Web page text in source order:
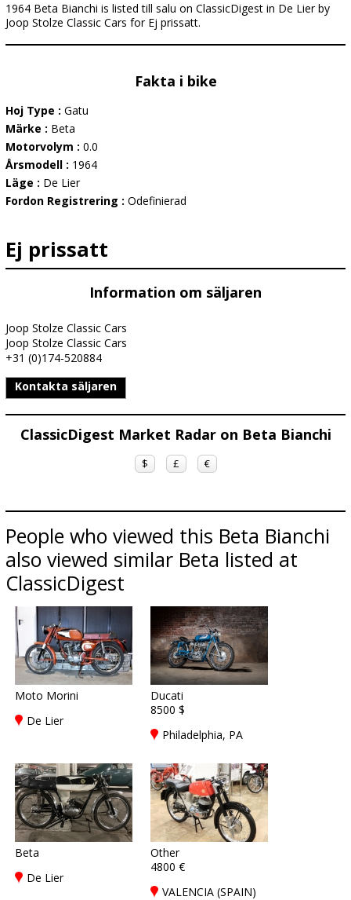
1964 Beta Bianchi is listed till salu on ClassicDigest in De Lier by
Joop Stolze Classic Cars for Ej prissatt.
Fakta i bike
Hoj Type : Gatu
Märke : Beta
Motorvolym : 0.0
Årsmodell : 1964
Läge : De Lier
Fordon Registrering : Odefinierad
Ej prissatt
Information om säljaren
Joop Stolze Classic Cars
Joop Stolze Classic Cars
+31 (0)174-520884
Kontakta säljaren
ClassicDigest Market Radar on Beta Bianchi
$ £ €
People who viewed this Beta Bianchi
also viewed similar Beta listed at
ClassicDigest
Moto Morini
De Lier
Ducati
8500 $
Philadelphia, PA
Beta
De Lier
Other
4800 €
VALENCIA (SPAIN)